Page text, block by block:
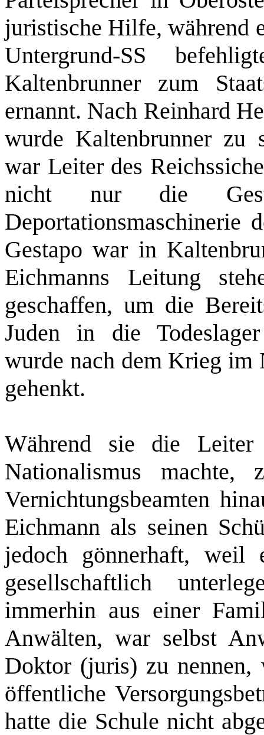
juristische Hilfe, während
Untergrund‑SS
Kaltenbrunner zum
ernannt. Nach Reinhard
wurde Kaltenbrunner zu
war Leiter des
nicht nur die
Deportationsmaschinerie
Gestapo war in
Eichmanns Leitung
geschaffen, um die
Juden in die
wurde nach dem Krieg im
gehenkt.
Während sie die
Nationalismus machte,
Vernichtungsbeamten
Eichmann als seinen
jedoch gönnerhaft,
gesellschaftlich
immerhin aus einer
Anwälten, war selbst
Doktor (juris) zu nennen,
öffentliche
hatte die Schule nicht